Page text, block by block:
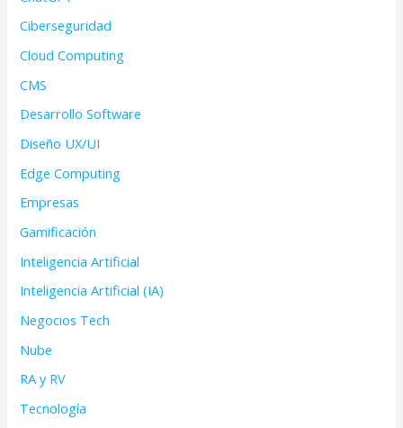
Ciberseguridad
Cloud Computing
CMS
Desarrollo Software
Diseño UX/UI
Edge Computing
Empresas
Gamificación
Inteligencia Artificial
Inteligencia Artificial (IA)
Negocios Tech
Nube
RA y RV
Tecnología